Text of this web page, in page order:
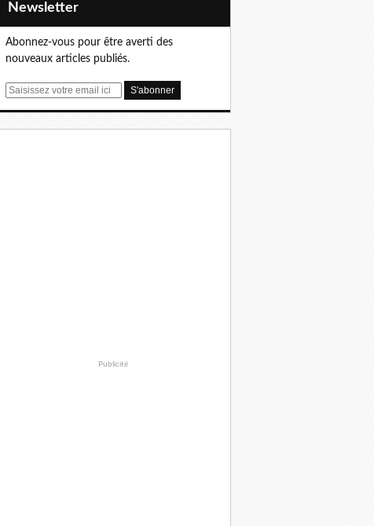
Newsletter
Abonnez-vous pour être averti des
nouveaux articles publiés.
E
Publicité